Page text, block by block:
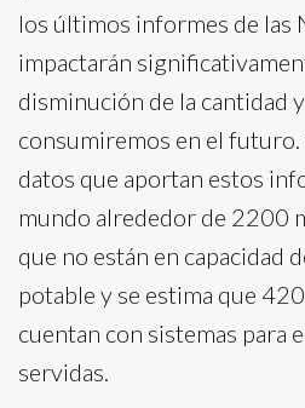
los últimos informes de las
impactarán
disminución de la cantidad
consumiremos en el
datos que aportan estos
mundo alrededor de 2200
que no están en capacidad
potable y se estima que
cuentan con sistemas para
servidas.